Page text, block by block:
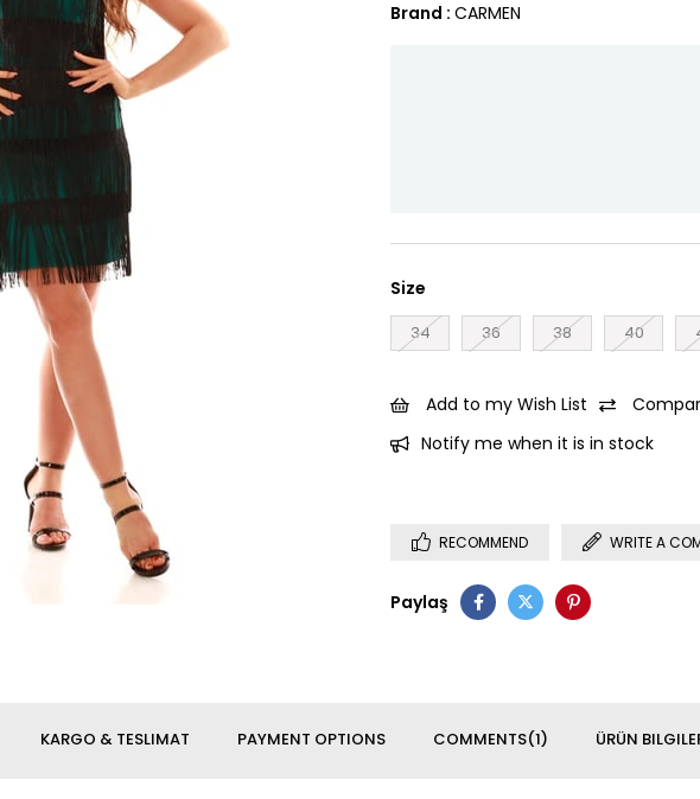
Brand : CARMEN
Size
34 36 38 40
Add to my Wish List
Notify me when it is in stock
RECOMMEND WRITE A
Paylaş
COMMENTS(1)
PAYMENT OPTIONS ÜRÜN
KARGO & TESLIMAT